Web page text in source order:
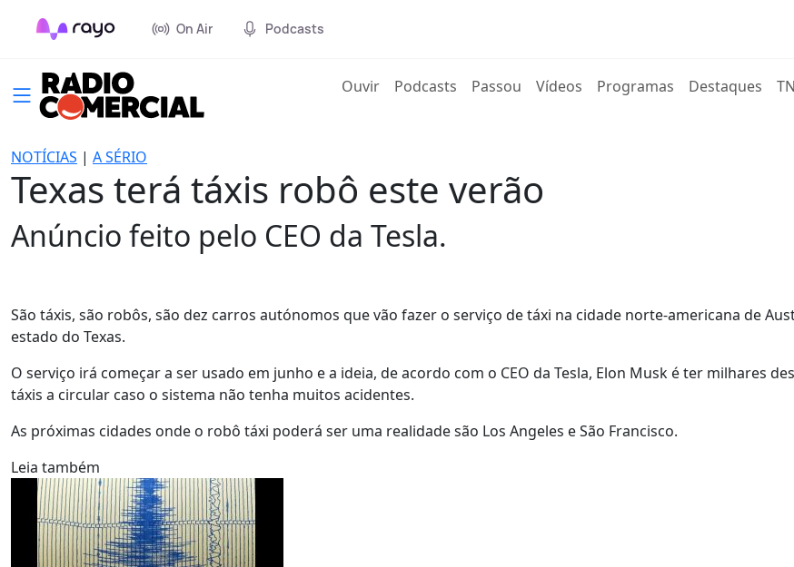
On Air Podcasts
Ouvir(current)
Podcasts Passou Vídeos Programas Destaques
NOTÍCIAS | A SÉRIO
Texas terá táxis robô este verão
Anúncio feito pelo CEO da Tesla.
São táxis, são robôs, são dez carros autónomos que vão fazer o serviço de táxi na cidade norte-americana de
estado do Texas.
O serviço irá começar a ser usado em junho e a ideia, de acordo com o CEO da Tesla, Elon Musk é ter milhares
táxis a circular caso o sistema não tenha muitos acidentes.
As próximas cidades onde o robô táxi poderá ser uma realidade são Los Angeles e São Francisco.
Leia também